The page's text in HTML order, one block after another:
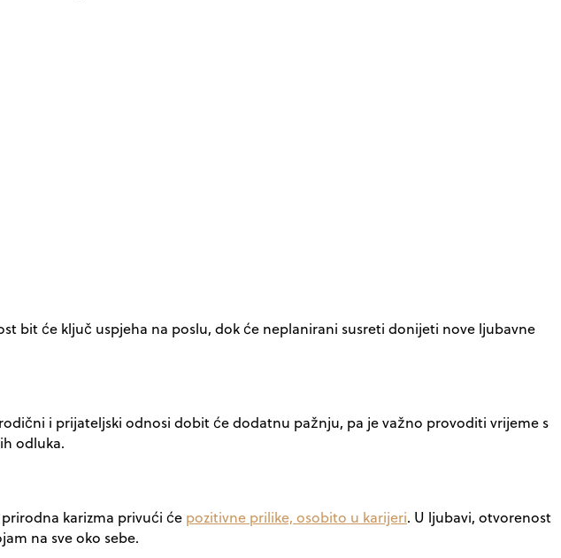
bit će ključ uspjeha na poslu, dok će neplanirani susreti donijeti nove ljubavne
i prijateljski odnosi dobit će dodatnu pažnju, pa je važno provoditi vrijeme s
odluka.
karizma privući će pozitivne prilike, osobito u karijeri. U ljubavi, otvorenost
na sve oko sebe.